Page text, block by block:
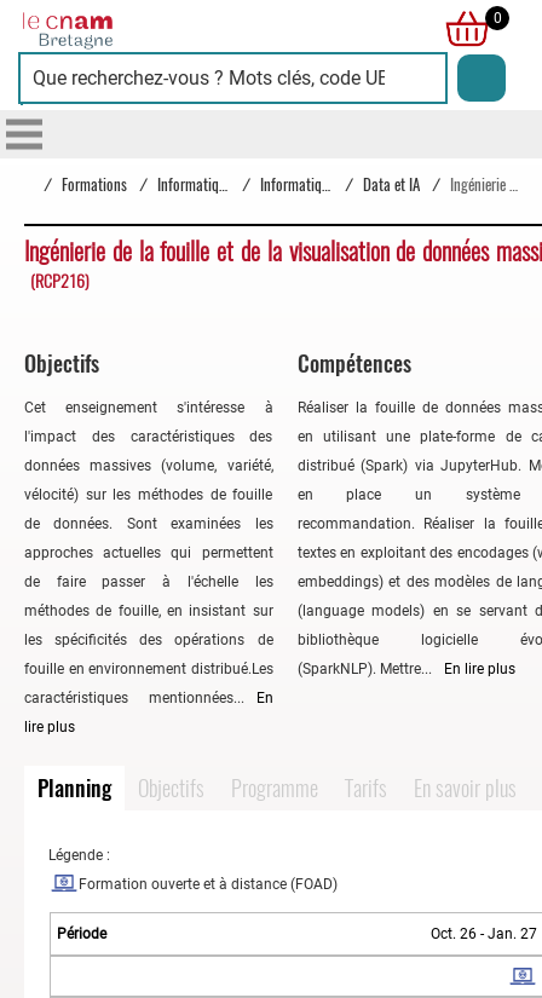
Cnam
Bretagne
0
/ Formations / / / Data et IA /
Ingénierie de la fouille et de la visualisation de données
(RCP216)
Objectifs
Cet enseignement s'intéresse à
l'impact des caractéristiques des
données massives (volume, variété,
vélocité) sur les méthodes de fouille
de données. Sont examinées les
approches actuelles qui permettent
de faire passer à l'échelle les
méthodes de fouille, en insistant sur
les spécificités des opérations de
fouille en environnement distribué.Les
caractéristiques mentionnées...
En
lire plus
Compétences
Réaliser la fouille de données
en utilisant une plate-forme de
distribué (Spark) via JupyterHub.
en place un système
recommandation. Réaliser la
textes en exploitant des encodages
embeddings) et des modèles de
(language models) en se servant
bibliothèque logicielle
(SparkNLP). Mettre...
En lire plus
Planning Objectifs Programme Tarifs En savoir plus
Légende :
Formation ouverte et à distance (FOAD)
Oct. 26 - Jan. 27